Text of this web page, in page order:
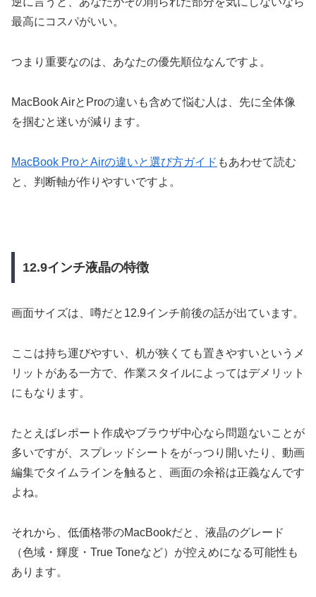
最高にコスパがいい。
つまり重要なのは、あなたの優先順位なんですよ。
MacBook AirとProの違いも含めて悩む人は、先に全体像
を掴むと迷いが減ります。
MacBook ProとAirの違いと選び方ガイド もあわせて読む
と、判断軸が作りやすいですよ。
12.9インチ液晶の特徴
画面サイズは、噂だと12.9インチ前後の話が出ています。
ここは持ち運びやすい、机が狭くても置きやすいというメ
リットがある一方で、作業スタイルによってはデメリット
にもなります。
たとえばレポート作成やブラウザ中心なら問題ないことが
多いですが、スプレッドシートをがっつり開いたり、動画
編集でタイムラインを触ると、画面の余裕は正義なんです
よね。
それから、低価格帯のMacBookだと、液晶のグレード
（色域・輝度・True Toneなど）が控えめになる可能性も
あります。